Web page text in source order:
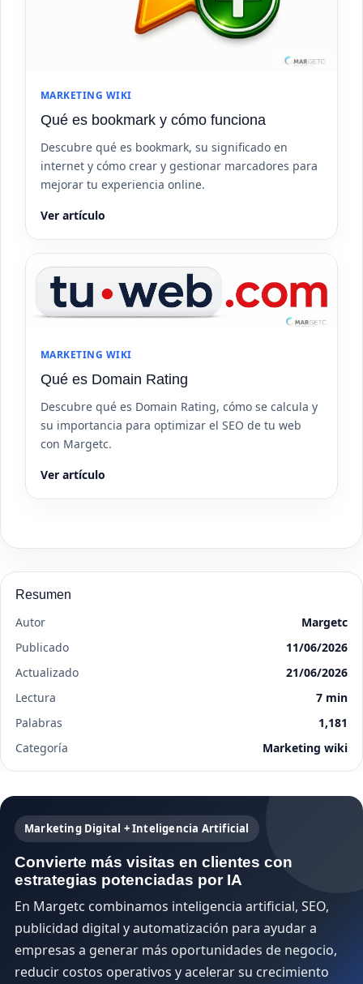
MARKETING WIKI
Qué es bookmark y cómo funciona
Descubre qué es bookmark, su significado en
internet y cómo crear y gestionar marcadores para
mejorar tu experiencia online.
Ver artículo
MARKETING WIKI
Qué es Domain Rating
Descubre qué es Domain Rating, cómo se calcula y
su importancia para optimizar el SEO de tu web
con Margetc.
Ver artículo
Resumen
Autor
Margetc
Publicado
11/06/2026
Actualizado
21/06/2026
Lectura
7 min
Palabras
1,181
Categoría
Marketing wiki
Marketing Digital + Inteligencia Artificial
Convierte más visitas en clientes con
estrategias potenciadas por IA
En Margetc combinamos inteligencia artificial, SEO,
publicidad digital y automatización para ayudar a
empresas a generar más oportunidades de negocio,
reducir costos operativos y acelerar su crecimiento